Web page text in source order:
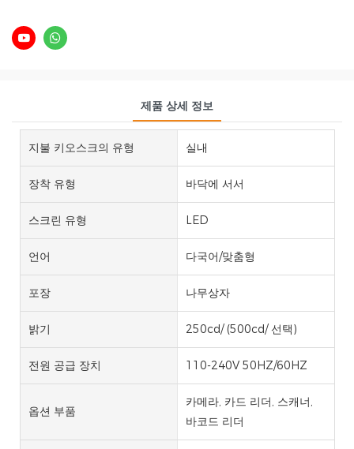
제품 상세 정보
지불 키오스크의 유형 실내
장착 유형 바닥에 서서
스크린 유형 LED
언어 다국어/맞춤형
포장 나무상자
밝기 250cd/ (500cd/ 선택)
전원 공급 장치 110-240V 50HZ/60HZ
옵션 부품
카메라, 카드 리더, 스캐너,
바코드 리더